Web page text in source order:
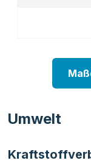
Umwelt